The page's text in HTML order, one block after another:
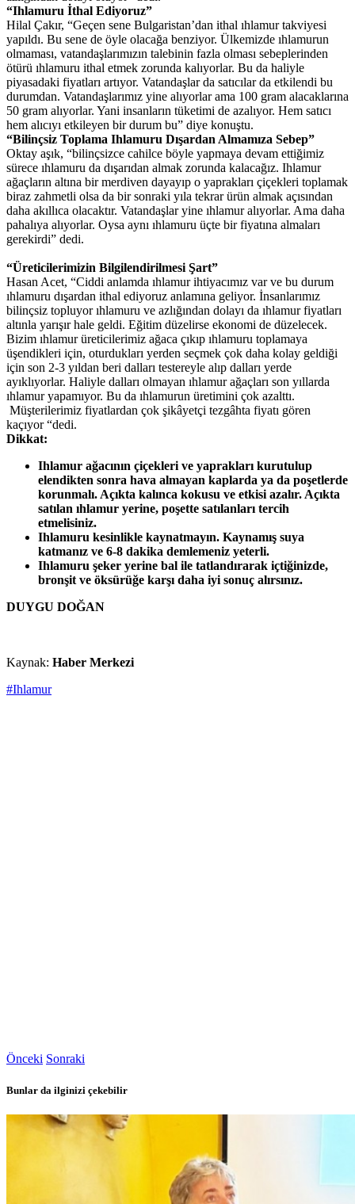
“Ihlamuru İthal Ediyoruz”
Hilal Çakır, “Geçen sene Bulgaristan’dan ithal ıhlamur takviyesi
yapıldı. Bu sene de öyle olacağa benziyor. Ülkemizde ıhlamurun
olmaması, vatandaşlarımızın talebinin fazla olması sebeplerinden
ötürü ıhlamuru ithal etmek zorunda kalıyorlar. Bu da haliyle
piyasadaki fiyatları artıyor. Vatandaşlar da satıcılar da etkilendi bu
durumdan. Vatandaşlarımız yine alıyorlar ama 100 gram alacaklarına
50 gram alıyorlar. Yani insanların tüketimi de azalıyor. Hem satıcı
hem alıcıyı etkileyen bir durum bu” diye konuştu.
“Bilinçsiz Toplama Ihlamuru Dışardan Almamıza Sebep”
Oktay aşık, “bilinçsizce cahilce böyle yapmaya devam ettiğimiz
sürece ıhlamuru da dışarıdan almak zorunda kalacağız. Ihlamur
ağaçların altına bir merdiven dayayıp o yaprakları çiçekleri toplamak
biraz zahmetli olsa da bir sonraki yıla tekrar ürün almak açısından
daha akıllıca olacaktır. Vatandaşlar yine ıhlamur alıyorlar. Ama daha
pahalıya alıyorlar. Oysa aynı ıhlamuru üçte bir fiyatına almaları
gerekirdi” dedi.
“Üreticilerimizin Bilgilendirilmesi Şart”
Hasan Acet, “Ciddi anlamda ıhlamur ihtiyacımız var ve bu durum
ıhlamuru dışardan ithal ediyoruz anlamına geliyor. İnsanlarımız
bilinçsiz topluyor ıhlamuru ve azlığından dolayı da ıhlamur fiyatları
altınla yarışır hale geldi. Eğitim düzelirse ekonomi de düzelecek.
Bizim ıhlamur üreticilerimiz ağaca çıkıp ıhlamuru toplamaya
üşendikleri için, oturdukları yerden seçmek çok daha kolay geldiği
için son 2-3 yıldan beri dalları testereyle alıp dalları yerde
ayıklıyorlar. Haliyle dalları olmayan ıhlamur ağaçları son yıllarda
ıhlamur yapamıyor. Bu da ıhlamurun üretimini çok azalttı.
Müşterilerimiz fiyatlardan çok şikâyetçi tezgâhta fiyatı gören
kaçıyor “dedi.
Dikkat:
Ihlamur ağacının çiçekleri ve yaprakları kurutulup
elendikten sonra hava almayan kaplarda ya da poşetlerde
korunmalı. Açıkta kalınca kokusu ve etkisi azalır. Açıkta
satılan ıhlamur yerine, poşette satılanları tercih
etmelisiniz.
Ihlamuru kesinlikle kaynatmayın. Kaynamış suya
katmanız ve 6-8 dakika demlemeniz yeterli.
Ihlamuru şeker yerine bal ile tatlandırarak içtiğinizde,
bronşit ve öksürüğe karşı daha iyi sonuç alırsınız.
DUYGU DOĞAN
Kaynak: Haber Merkezi
#Ihlamur
Önceki Sonraki
Bunlar da ilginizi çekebilir